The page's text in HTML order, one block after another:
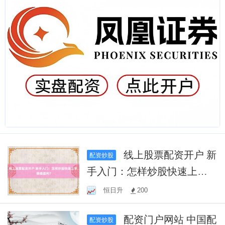
配资炒股
线上股票配资开户 新
手入门：怎样炒股快速上
手，稳健盈利？
恒日升 200
配资炒股